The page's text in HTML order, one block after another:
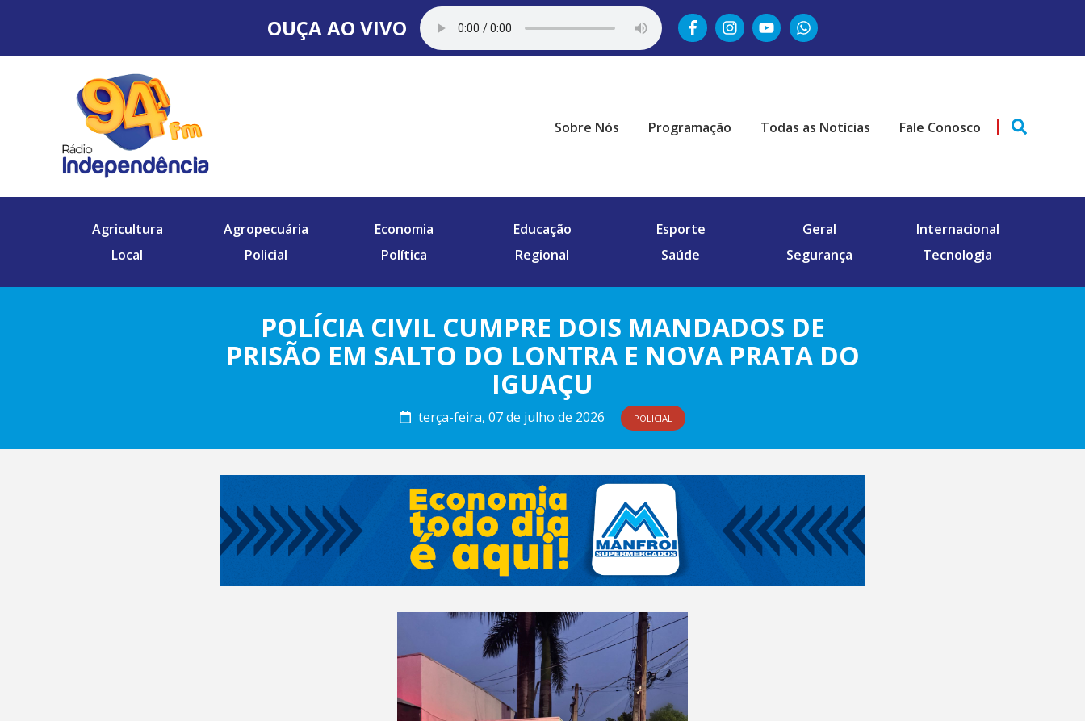
OUÇA AO VIVO
Sobre Nós Programação Todas as Notícias Fale Conosco
Agricultura Agropecuária Economia Educação Esporte Geral
Internacional
Local
Policial Política Regional Saúde Segurança Tecnologia
POLÍCIA CIVIL CUMPRE DOIS MANDADOS DE
PRISÃO EM SALTO DO LONTRA E NOVA PRATA DO
IGUAÇU
terça-feira, 07 de julho de 2026 POLICIAL